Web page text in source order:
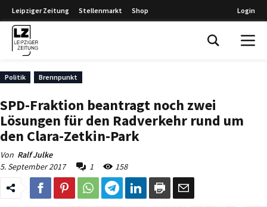
Leipziger Zeitung Stellenmarkt Shop Login
Politik Brennpunkt
SPD-Fraktion beantragt noch zwei
Lösungen für den Radverkehr rund um
den Clara-Zetkin-Park
Von Ralf Julke
5. September 2017
1 158